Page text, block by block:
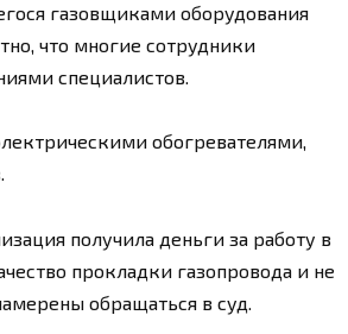
газовщиками оборудования
что многие сотрудники
специалистов.
обогревателями,
получила деньги за работу в
прокладки газопровода и не
обращаться в суд.